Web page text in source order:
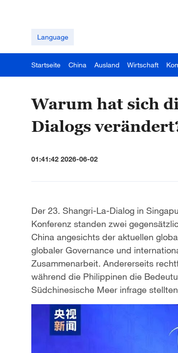
Language
Startseite China Ausland Wirtschaft
Warum hat sich
Dialogs
01:41:42 2026-06-02
Der 23. Shangri-La-Dialog in
Konferenz standen zwei
China angesichts der aktuellen
globaler Governance und
Zusammenarbeit. Andererseits
während die Philippinen die
Südchinesische Meer infrage